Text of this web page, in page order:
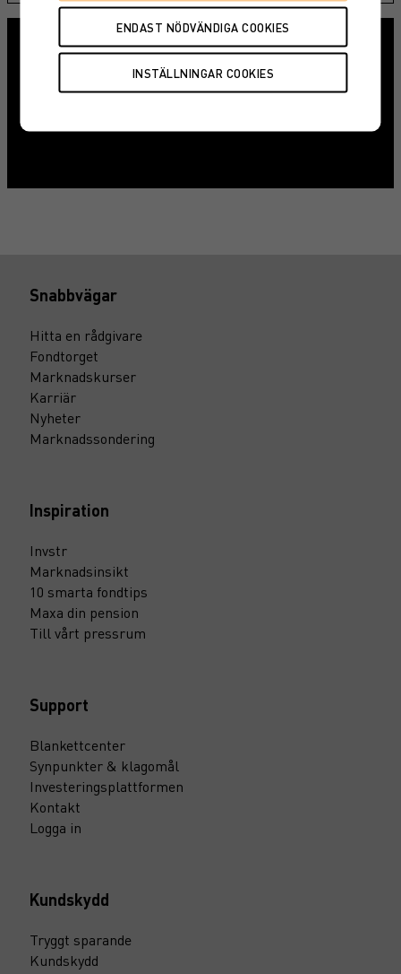
Lär dig mer om risker
De vanligaste riskerna som du behöver känna till.
Snabbvägar
Hitta en rådgivare
Fondtorget
Marknadskurser
Karriär
Nyheter
Marknadssondering
Inspiration
Invstr
Marknadsinsikt
10 smarta fondtips
Maxa din pension
Till vårt pressrum
Support
Blankettcenter
Synpunkter & klagomål
Investeringsplattformen
Kontakt
Logga in
Kundskydd
Tryggt sparande
Kundskydd